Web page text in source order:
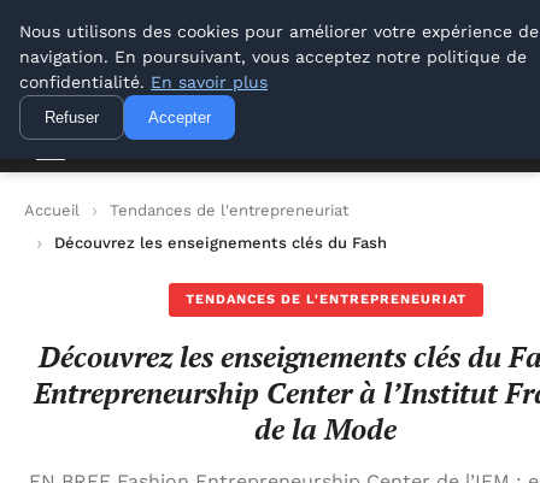
Lyon Photos
Lyon Photos
Accueil
Tendances de l'entrepreneuriat
Découvrez les enseignements clés du Fashion
TENDANCES DE L'ENTREPRENEURIAT
Découvrez les enseignements clés du
Entrepreneurship Center à l’Institut
de la Mode
Nous utilisons des cookies pour améliorer votre expérience de
navigation. En poursuivant, vous acceptez notre politique de
confidentialité. En savoir plus
Refuser Accepter